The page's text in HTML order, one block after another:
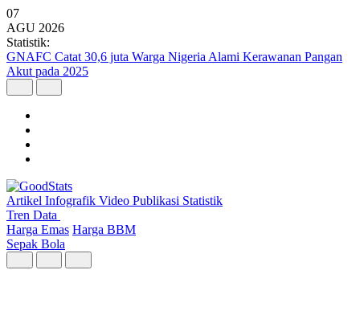
07
AGU 2026
Statistik:
Kunjungan Wisatawan Mancanegara Tembus 7 Juta per Semester I
2026
Artikel Infografik Video Publikasi Statistik
Tren Data
Harga Emas Harga BBM
Sepak Bola